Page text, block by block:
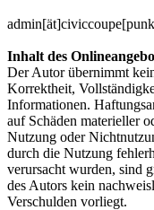
Inhalt des
Der Autor übernimmt
Korrektheit,
Informationen.
auf Schäden materieller
Nutzung oder
durch die Nutzung
verursacht wurden, sind
des Autors kein
Verschulden vorliegt.